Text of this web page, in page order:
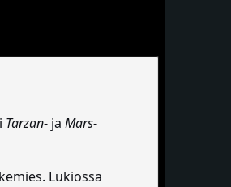
Tarzan- ja Mars-
Lukiossa